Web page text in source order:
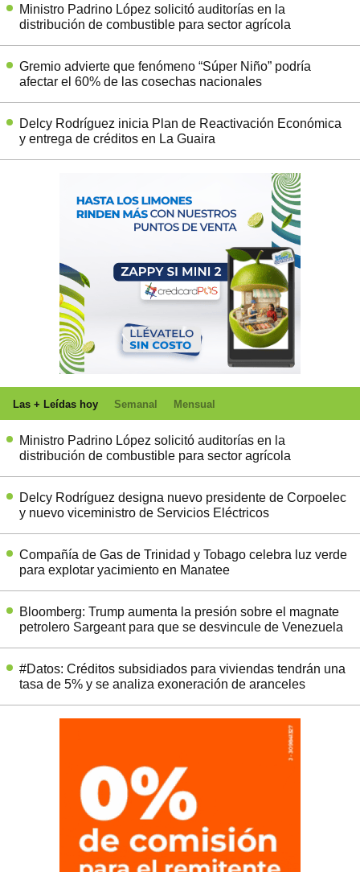
Ministro Padrino López solicitó auditorías en la
distribución de combustible para sector agrícola
Gremio advierte que fenómeno “Súper Niño” podría
afectar el 60% de las cosechas nacionales
Delcy Rodríguez inicia Plan de Reactivación Económica
y entrega de créditos en La Guaira
Las + Leídas hoy Semanal Mensual
Ministro Padrino López solicitó auditorías en la
distribución de combustible para sector agrícola
Delcy Rodríguez designa nuevo presidente de Corpoelec
y nuevo viceministro de Servicios Eléctricos
Compañía de Gas de Trinidad y Tobago celebra luz verde
para explotar yacimiento en Manatee
Bloomberg: Trump aumenta la presión sobre el magnate
petrolero Sargeant para que se desvincule de Venezuela
#Datos: Créditos subsidiados para viviendas tendrán una
tasa de 5% y se analiza exoneración de aranceles